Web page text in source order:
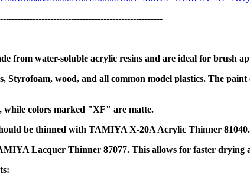
from water-soluble acrylic resins and are ideal for brush
Styrofoam, wood, and all common model plastics. The
while colors marked "XF" are matte.
be thinned with TAMIYA X-20A Acrylic Thinner 81040.
Lacquer Thinner 87077. This allows for faster drying